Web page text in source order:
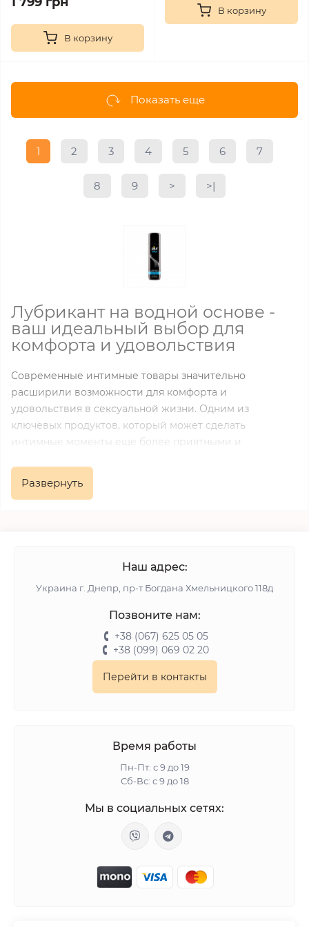
В корзину
В корзину
Показать еще
1 2 3 4 5 6 7
8 9 > >|
Лубрикант на водной основе -
ваш идеальный выбор для
комфорта и удовольствия
Современные интимные товары значительно
расширили возможности для комфорта и
удовольствия в сексуальной жизни. Одним из
ключевых продуктов, который может сделать
интимные моменты ещё более приятными и
сексуальной активности, благодаря своим безопасным
водной основе
Лубриканты на водной основе являются самыми
универсальными среди всех доступных вариантов. Вот
Совместимость с разными материалами:
Лубриканты на водной основе безопасны для
использования с презервативами и секс-
смываются водой, не оставляя следов и липкости.
Гипоаллергенные:Этот тип лубрикантов обычно не
вызывает раздражения, что делает их подходящими
склонностью к аллергическим реакциям.
Естественные ощущения:
Лубриканты на водной
основе обеспечивают максимально естественное
более комфортными.
Развернуть
Наш адрес:
Украина г. Днепр, пр-т Богдана Хмельницкого 118д
Позвоните нам:
+38 (067) 625 05 05
+38 (099) 069 02 20
Перейти в контакты
Время работы
Пн-Пт: с 9 до 19
Сб-Вс: с 9 до 18
Мы в социальных сетях: